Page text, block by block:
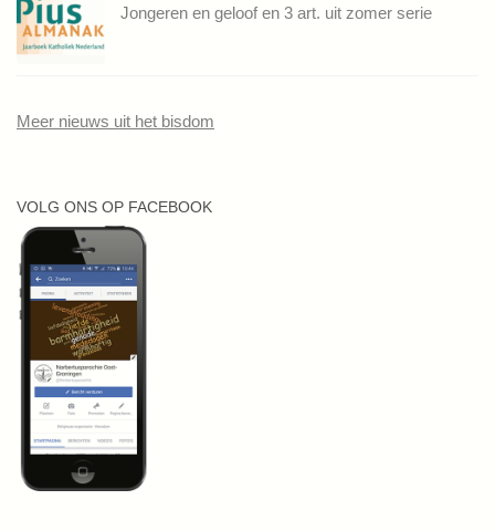
Jongeren en geloof en 3 art. uit zomer serie
Meer nieuws uit het bisdom
VOLG ONS OP FACEBOOK